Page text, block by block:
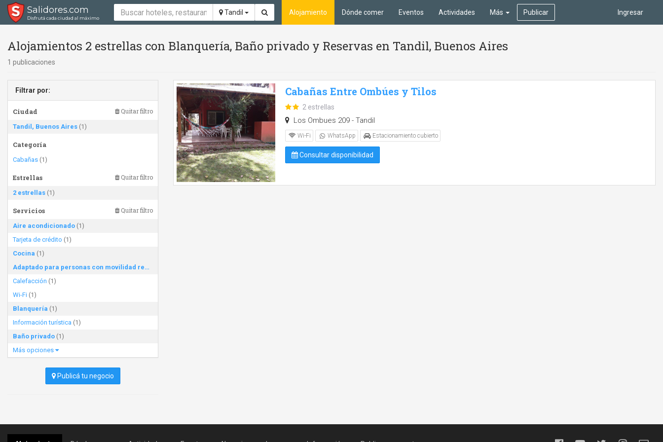
Salidores.com
Disfrutá cada ciudad al máximo
Tandil Ingresar
Alojamiento Dónde comer Eventos Actividades Más Publicar
Alojamientos 2 estrellas con Blanquería, Baño privado y Reservas en Tandil, Buenos Aires
1 publicaciones
Filtrar por:
Ciudad Quitar filtro
Tandil, Buenos Aires (1)
Categoría
Cabañas (1)
Estrellas Quitar filtro
2 estrellas (1)
Servicios Quitar filtro
Aire acondicionado (1)
Tarjeta de crédito (1)
Cocina (1)
Adaptado para personas con movilidad reducida
Calefacción (1)
Wi-Fi (1)
Blanquería (1)
Información turística (1)
Baño privado (1)
Más opciones
Publicá tu negocio
Cabañas Entre Ombúes y Tilos
2 estrellas
Los Ombues 209 - Tandil
Wi-Fi WhatsApp Estacionamiento cubierto
Consultar disponibilidad